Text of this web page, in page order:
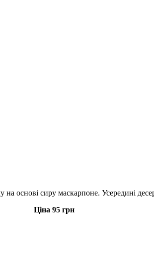
основі сиру маскарпоне. Усередині
Ціна 95 грн